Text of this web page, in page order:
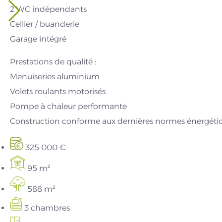
2 WC indépendants
Cellier / buanderie
Garage intégré
Prestations de qualité :
Menuiseries aluminium
Volets roulants motorisés
Pompe à chaleur performante
Construction conforme aux dernières normes
325 000 €
95 m²
588 m²
3 chambres